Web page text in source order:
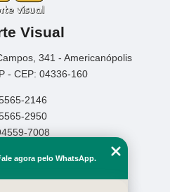
Visual
341 - Americanópolis
- CEP: 04336-160
2146
2950
7008
agora pelo WhatsApp.